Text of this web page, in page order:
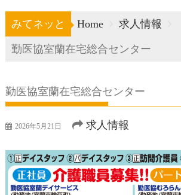
みてネッと Home 求人情報
勤医協室蘭在宅総合センター
勤医協室蘭在宅総合センター
2026年5月21日 求人情報